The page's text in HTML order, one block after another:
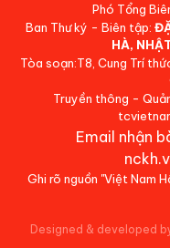
Phó Tổng
Ban Thư ký - Biên tập:
HÀ,
Tòa soạn:T8, Cung Trí
Truyền thông -
Email nhận
Ghi rõ nguồn "Việt Nam
Designed & developed